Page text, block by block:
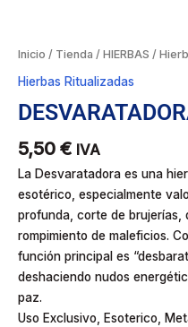
Inicio / Tienda / HIERBAS /
Hierbas Ritualizadas
5,50 € IVA
La Desvaratadora es una
esotérico, especialmente
profunda, corte de brujerías,
rompimiento de maleficios.
función principal es
deshaciendo nudos
paz.
Uso Exclusivo, Esoterico,